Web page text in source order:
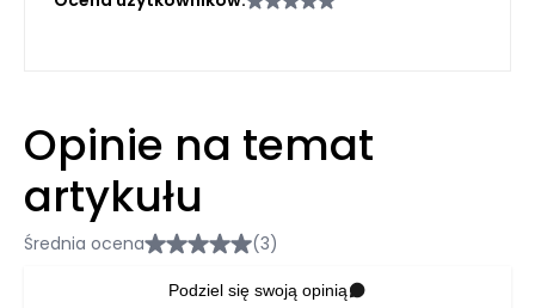
Opinie na temat
artykułu
Średnia ocena (3)
Podziel się swoją opinią